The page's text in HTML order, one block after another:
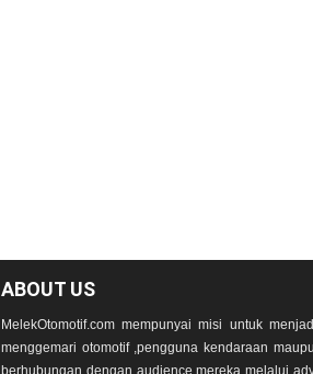
ABOUT US
MelekOtomotif.com mempunyai misi untuk
menggemari otomotif ,pengguna kendaraan
berhubungan dengan audience mereka melalui